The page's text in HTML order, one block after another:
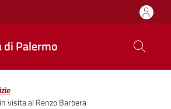
di Palermo
visita al Renzo Barbera